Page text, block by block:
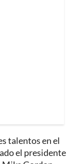
talentos en el
el presidente